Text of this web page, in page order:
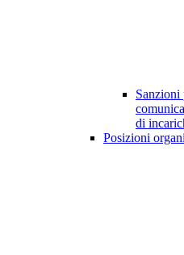
Sanzioni
di
Posizioni